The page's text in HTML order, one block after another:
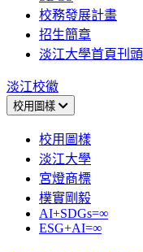
校務發展計畫
招生簡章
淡江大學首頁刊頭
淡江校徽
校用圖樣
校用圖樣
淡江大學
宮燈商標
樸實剛毅
AI+SDGs=∞
ESG+AI=∞